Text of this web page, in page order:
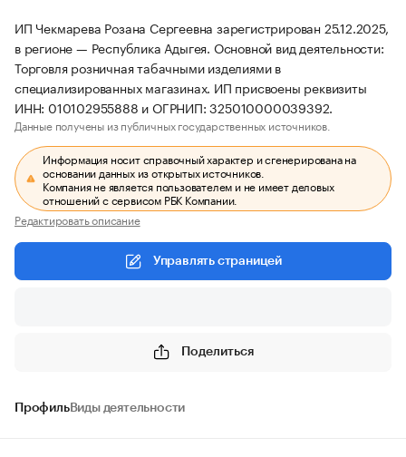
ИП Чекмарева Розана Сергеевна зарегистрирован 25.12.2025,
в регионе — Республика Адыгея. Основной вид деятельности:
Торговля розничная табачными изделиями в
специализированных магазинах. ИП присвоены реквизиты
ИНН: 010102955888 и ОГРНИП: 325010000039392.
Данные получены из публичных государственных источников.
Информация носит справочный характер и сгенерирована на
основании данных из открытых источников.
Компания не является пользователем и не имеет деловых
отношений с сервисом РБК Компании.
Редактировать описание
Управлять страницей
Поделиться
ПрофильВиды деятельности